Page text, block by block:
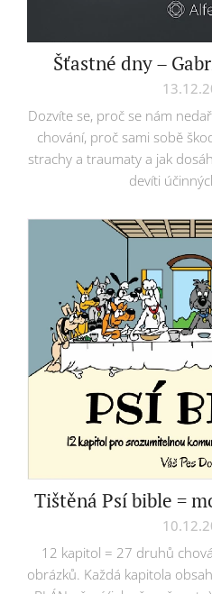
Šťastné dny –
Dozvíte se, proč se nám
chování, proč sami sobě
strachy a traumaty a jak
devíti
Tištěná Psí bible =
12 kapitol = 27 druhů
obrázků. Každá kapitola